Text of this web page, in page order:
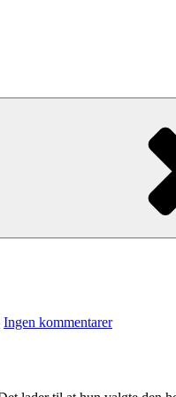
Ingen kommentarertil